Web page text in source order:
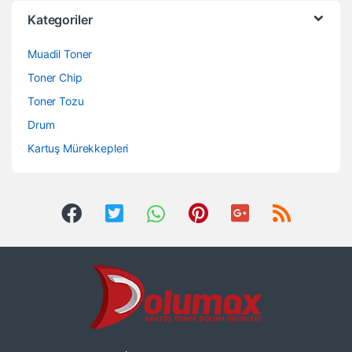
Kategoriler
Muadil Toner
Toner Chip
Toner Tozu
Drum
Kartuş Mürekkepleri